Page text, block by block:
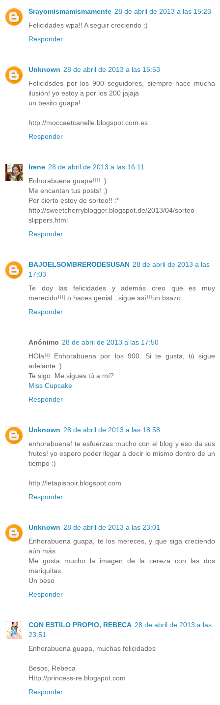
Srayomismamismamente 28 de abril de 2013 a las 15:23
Felicidades wpa!! A seguir creciendo :)
Responder
Unknown 28 de abril de 2013 a las 15:53
Felicidsdes por los 900 seguidores, siempre hace mucha
ilusión! yo estoy a por los 200 jajaja
un besito guapa!
http://moccaetcanelle.blogspot.com.es
Responder
Irene 28 de abril de 2013 a las 16:11
Enhorabuena guapa!!!! :)
Me encantan tus posts! ;)
Por cierto estoy de sorteo!! :*
http://sweetcherryblogger.blogspot.de/2013/04/sorteo-
slippers.html
Responder
BAJOELSOMBRERODESUSAN 28 de abril de 2013 a las
17:03
Te doy las felicidades y además creo que es muy
merecido!!!Lo haces genial...sigue así!!!un bsazo
Responder
Anónimo 28 de abril de 2013 a las 17:50
HOla!!! Enhorabuena por los 900. Si te gusta, tú sigue
adelante :)
Te sigo. Me sigues tú a mí?
Miss Cupcake
Responder
Unknown 28 de abril de 2013 a las 18:58
enhorabuena! te esfuerzas mucho con el blog y eso da sus
frutos! yo espero poder llegar a decir lo mismo dentro de un
tiempo :)
http://letapisnoir.blogspot.com
Responder
Unknown 28 de abril de 2013 a las 23:01
Enhorabuena guapa, te los mereces, y que siga creciendo
aún más.
Me gusta mucho la imagen de la cereza con las dos
mariquitas.
Un beso
Responder
CON ESTILO PROPIO, REBECA 28 de abril de 2013 a las
23:51
Enhorabuena guapa, muchas felicidades
Besos, Rebeca
Http://princess-re.blogspot.com
Responder